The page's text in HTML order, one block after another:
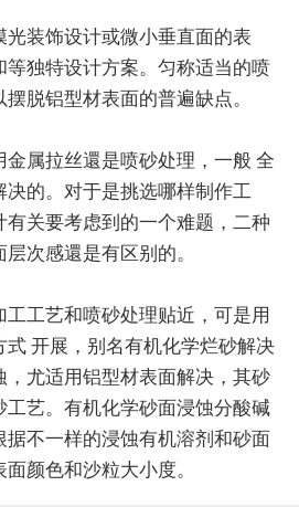
装饰设计或微小垂直面的表
独特设计方案。匀称适当的喷
脱铝型材表面的普遍缺点。
属拉丝還是喷砂处理，一般 全
决的。对于是挑选哪样制作工
关要考虑到的一个难题，二种
次感還是有区别的。
工艺和喷砂处理贴近，可是用
式 开展，别名有机化学烂砂解决
尤适用铝型材表面解决，其砂
艺。有机化学砂面浸蚀分酸碱
不一样的浸蚀有机溶剂和砂面
颜色和沙粒大小度。